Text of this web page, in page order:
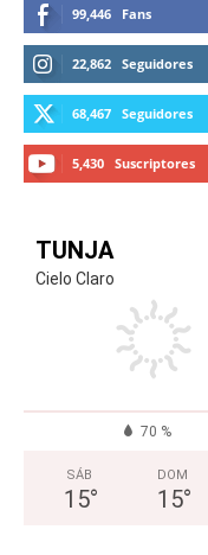
99,446 Fans
22,862 Seguidores
68,467 Seguidores
5,430 Suscriptores
TUNJA
Cielo Claro
70 %
SÁB
15°
DOM
15°